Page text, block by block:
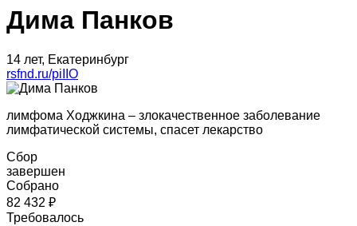
Дима Панков
14 лет, Екатеринбург
rsfnd.ru/piIIO
лимфома Ходжкина – злокачественное заболевание
лимфатической системы, спасет лекарство
Сбор
завершен
Собрано
82 432 ₽
Требовалось